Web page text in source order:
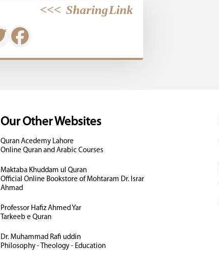
Sharing Link
>>>
Our Other Websites
Quran Acedemy Lahore
Online Quran and Arabic Courses
Maktaba Khuddam ul Quran
Official Online Bookstore of Mohtaram Dr. Israr
Ahmad
Professor Hafiz Ahmed Yar
Tarkeeb e Quran
Dr. Muhammad Rafi uddin
Philosophy - Theology - Education